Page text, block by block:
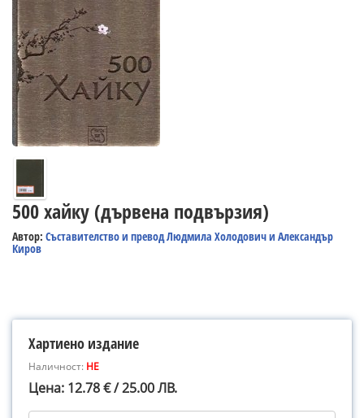
500 хайку (дървена подвързия)
Автор: Съставителство и превод Людмила Холодович и Александър
Киров
Хартиено издание
Наличност: НЕ
Цена: 12.78 € / 25.00 ЛВ.